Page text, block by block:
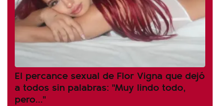
El percance sexual de Flor Vigna que dejó
a todos sin palabras: "Muy lindo todo,
pero..."